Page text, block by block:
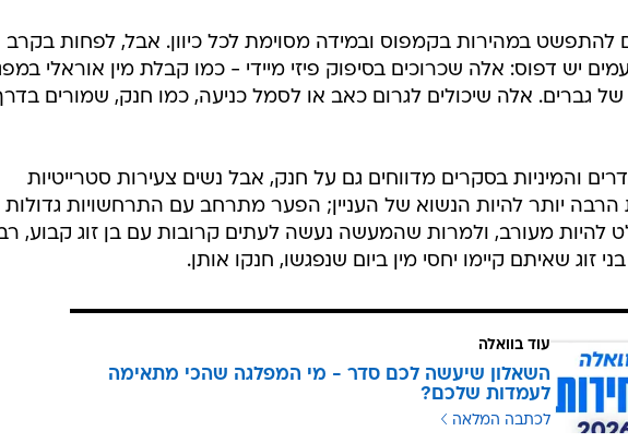
להתפשט במהירות בקמפוס ובמידה מסוימת לכל כיוון. אבל, לפחות בקרב
יש דפוס: אלה שכרוכים בסיפוק פיזי מיידי - כמו קבלת מין אוראלי
גברים. אלה שיכולים לגרום כאב או לסמל כניעה, כמו חנק, שמורים
והמיניות בסקרים מדווחים גם על חנק, אבל נשים צעירות סטרייטיות
הרבה יותר להיות הנשוא של העניין; הפער מתרחב עם התרחשויות גדולות
להיות מעורב, ולמרות שהמעשה נעשה לעתים קרובות עם בן זוג קבוע,
זוג שאיתם קיימו יחסי מין ביום שנפגשו, חנקו אותן.
עוד בוואלה
השאלון שיעשה לכם סדר - מי המפלגה שהכי מתאימה
לעמדות שלכם?
לכתבה המלאה